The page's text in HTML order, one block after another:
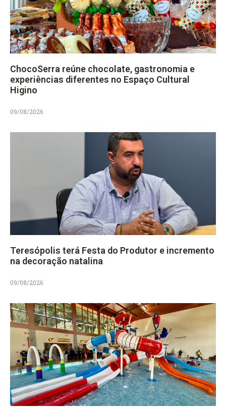
ChocoSerra reúne chocolate, gastronomia e
experiências diferentes no Espaço Cultural
Higino
09/08/2026
Teresópolis terá Festa do Produtor e incremento
na decoração natalina
09/08/2026